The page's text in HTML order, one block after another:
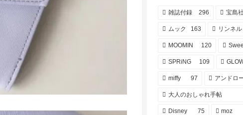
雑誌付録 296 宝島社
ムック 163 リンネル
MOOMIN 120
SPRiNG 109
miffy 97 アンドロ
大人のおしゃれ手帖
Disney 75 moz